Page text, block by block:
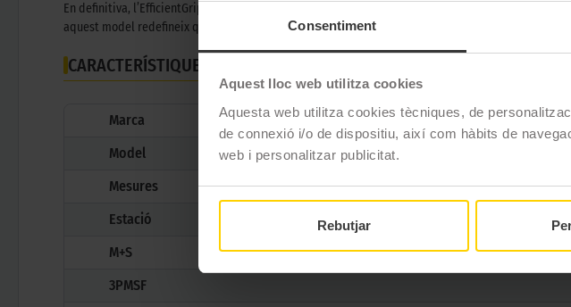
Consentiment
Aquest lloc web utilitza cookies
Aquesta web utilitza cookies tècniques, de
de connexió i/o de dispositiu, així com hàbits de
web i personalitzar publicitat.
Rebutjar
En definitiva, l’EfficientGrip Performance 2 representa la innovació i l’excel·lència de Goodyear
aquest model redefineix què significa conduir amb seguretat, eficiència i confiança,
CARACTERÍSTIQUES TÈCNIQUES
Marca
Model
Mesures
Estació
M+S
3PMSF